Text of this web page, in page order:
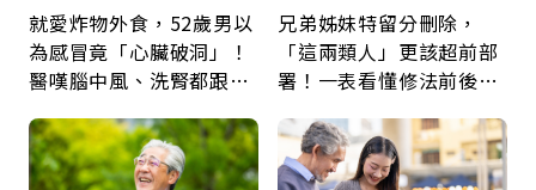
就愛炸物外食，52歲男以
為感冒竟「心臟破洞」！
醫嘆腦中風、洗腎都跟它
救
兄弟姊妹特留分刪除，
「這兩類人」更該超前部
署！一表看懂修法前後差
更多